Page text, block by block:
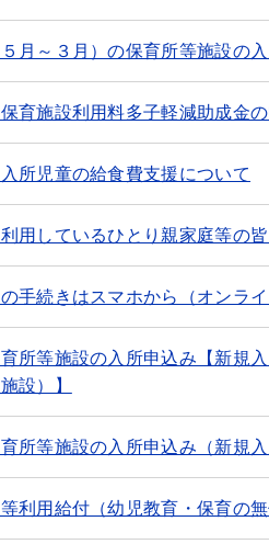
月～３月）の保育所等施設の
育施設利用料多子軽減助成金
所児童の給食費支援について
用しているひとり親家庭等の
手続きはスマホから（オンラ
所等施設の入所申込み【新規
設）】
所等施設の入所申込み（新規
利用給付（幼児教育・保育の